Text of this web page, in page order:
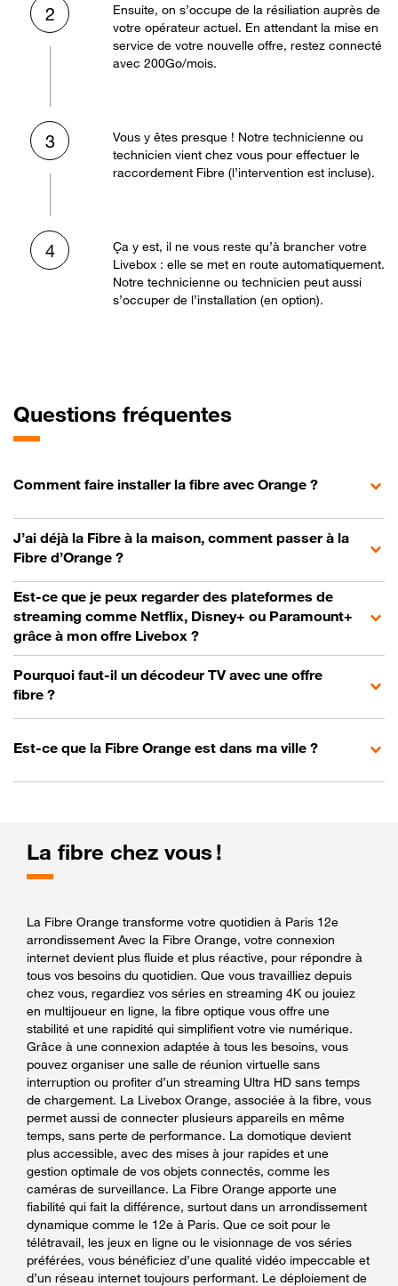
2
Ensuite, on s’occupe de la résiliation auprès de
votre opérateur actuel. En attendant la mise en
service de votre nouvelle offre, restez connecté
avec 200Go/mois.
3
Vous y êtes presque ! Notre technicienne ou
technicien vient chez vous pour effectuer le
raccordement Fibre (l’intervention est incluse).
4
Ça y est, il ne vous reste qu’à brancher votre
Livebox : elle se met en route automatiquement.
Notre technicienne ou technicien peut aussi
s’occuper de l’installation (en option).
Questions fréquentes
Comment faire installer la fibre avec Orange ?
J’ai déjà la Fibre à la maison, comment passer à la
Fibre d’Orange ?
Est-ce que je peux regarder des plateformes de
streaming comme Netflix, Disney+ ou Paramount+
grâce à mon offre Livebox ?
Pourquoi faut-il un décodeur TV avec une offre
fibre ?
Est-ce que la Fibre Orange est dans ma ville ?
La fibre chez vous !
La Fibre Orange transforme votre quotidien à Paris 12e
arrondissement Avec la Fibre Orange, votre connexion
internet devient plus fluide et plus réactive, pour répondre à
tous vos besoins du quotidien. Que vous travailliez depuis
chez vous, regardiez vos séries en streaming 4K ou jouiez
en multijoueur en ligne, la fibre optique vous offre une
stabilité et une rapidité qui simplifient votre vie numérique.
Grâce à une connexion adaptée à tous les besoins, vous
pouvez organiser une salle de réunion virtuelle sans
interruption ou profiter d’un streaming Ultra HD sans temps
de chargement. La Livebox Orange, associée à la fibre, vous
permet aussi de connecter plusieurs appareils en même
temps, sans perte de performance. La domotique devient
plus accessible, avec des mises à jour rapides et une
gestion optimale de vos objets connectés, comme les
caméras de surveillance. La Fibre Orange apporte une
fiabilité qui fait la différence, surtout dans un arrondissement
dynamique comme le 12e à Paris. Que ce soit pour le
télétravail, les jeux en ligne ou le visionnage de vos séries
préférées, vous bénéficiez d’une qualité vidéo impeccable et
d’un réseau internet toujours performant. Le déploiement de